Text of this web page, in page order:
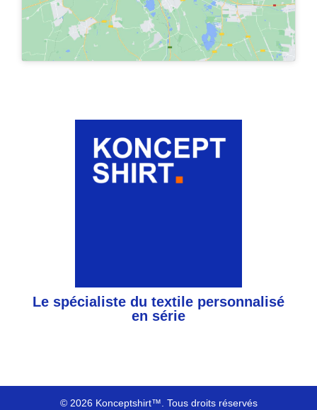
Le spécialiste du textile personnalisé
en série
© 2026 Konceptshirt™. Tous droits réservés